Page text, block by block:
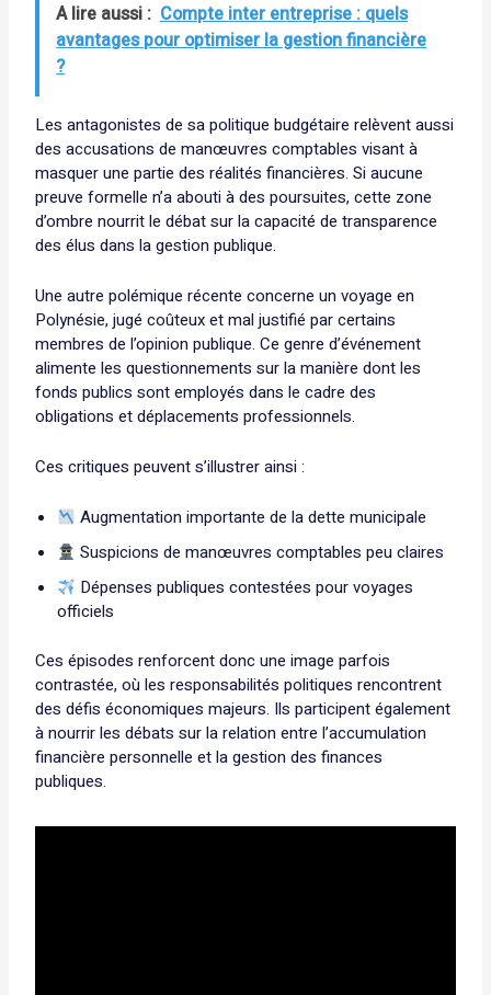
A lire aussi : Compte inter entreprise : quels
avantages pour optimiser la gestion financière
?
Les antagonistes de sa politique budgétaire relèvent aussi
des accusations de manœuvres comptables visant à
masquer une partie des réalités financières. Si aucune
preuve formelle n’a abouti à des poursuites, cette zone
d’ombre nourrit le débat sur la capacité de transparence
des élus dans la gestion publique.
Une autre polémique récente concerne un voyage en
Polynésie, jugé coûteux et mal justifié par certains
membres de l’opinion publique. Ce genre d’événement
alimente les questionnements sur la manière dont les
fonds publics sont employés dans le cadre des
obligations et déplacements professionnels.
Ces critiques peuvent s’illustrer ainsi :
Augmentation importante de la dette municipale
Suspicions de manœuvres comptables peu claires
Dépenses publiques contestées pour voyages
officiels
Ces épisodes renforcent donc une image parfois
contrastée, où les responsabilités politiques rencontrent
des défis économiques majeurs. Ils participent également
à nourrir les débats sur la relation entre l’accumulation
financière personnelle et la gestion des finances
publiques.